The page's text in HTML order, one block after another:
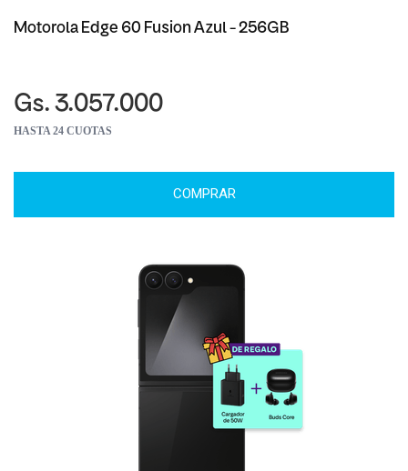
Motorola Edge 60 Fusion Azul - 256GB
Gs. 3.057.000
HASTA 24 CUOTAS
COMPRAR